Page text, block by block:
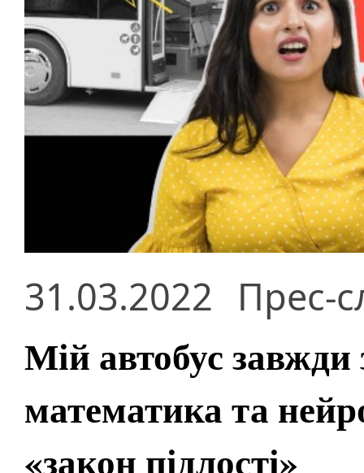
31.03.2022 Прес-
Мій автобус завжди
математика та
«закон підлості»